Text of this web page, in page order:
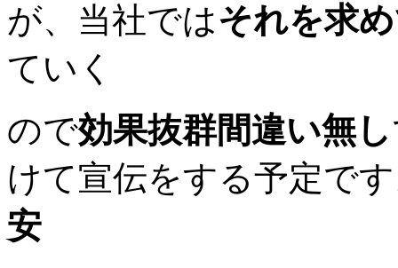
が、当社ではそれを求
ていく
ので効果抜群間違い無し
けて宣伝をする予定で
安